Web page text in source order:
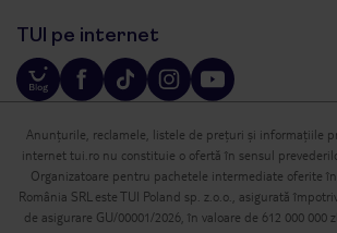
TUI pe internet
Anunțurile, reclamele, listele de prețuri și informațiile
internet tui.ro nu constituie o ofertă în sensul
Organizatoare pentru pachetele intermediate oferite
România SRL este TUI Poland sp. z.o.o., asigurată
de asigurare GU/00001/2026, în valoare de 612 000 000